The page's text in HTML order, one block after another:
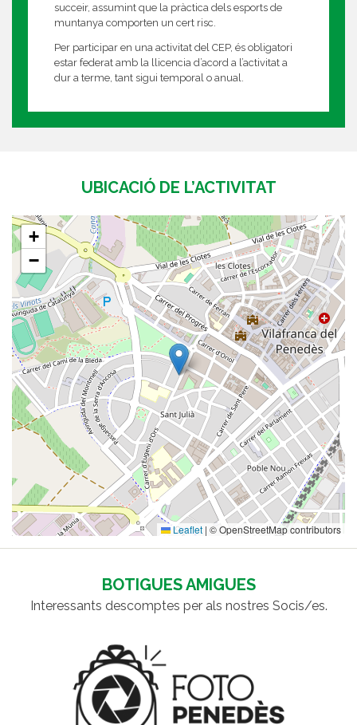
succeir, assumint que la pràctica dels esports de
muntanya comporten un cert risc.
Per participar en una activitat del CEP, és obligatori
estar federat amb la llicencia d’acord a l’activitat a
dur a terme, tant sigui temporal o anual.
UBICACIÓ DE L’ACTIVITAT
+
−
Leaflet | © OpenStreetMap contributors
BOTIGUES AMIGUES
Interessants descomptes per als nostres Socis/es.